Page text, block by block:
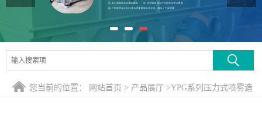
公司动态
产品展厅
证书荣誉
联系方式
您当前的位置： 网站首页 > 产品展厅 >YPG系列压力式喷雾造